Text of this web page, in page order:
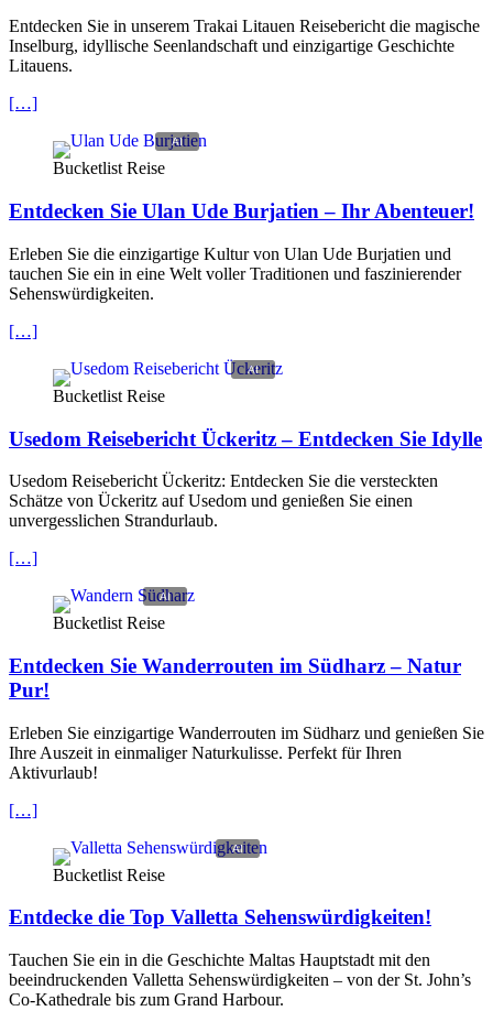
Entdecken Sie in unserem Trakai Litauen Reisebericht die magische
Inselburg, idyllische Seenlandschaft und einzigartige Geschichte
Litauens.
[…]
Bucketlist Reise
Entdecken Sie Ulan Ude Burjatien – Ihr Abenteuer!
Erleben Sie die einzigartige Kultur von Ulan Ude Burjatien und
tauchen Sie ein in eine Welt voller Traditionen und faszinierender
Sehenswürdigkeiten.
[…]
Bucketlist Reise
Usedom Reisebericht Ückeritz – Entdecken Sie Idylle
Usedom Reisebericht Ückeritz: Entdecken Sie die versteckten
Schätze von Ückeritz auf Usedom und genießen Sie einen
unvergesslichen Strandurlaub.
[…]
Bucketlist Reise
Entdecken Sie Wanderrouten im Südharz – Natur
Pur!
Erleben Sie einzigartige Wanderrouten im Südharz und genießen Sie
Ihre Auszeit in einmaliger Naturkulisse. Perfekt für Ihren
Aktivurlaub!
[…]
Bucketlist Reise
Entdecke die Top Valletta Sehenswürdigkeiten!
Tauchen Sie ein in die Geschichte Maltas Hauptstadt mit den
beeindruckenden Valletta Sehenswürdigkeiten – von der St. John’s
Co-Kathedrale bis zum Grand Harbour.